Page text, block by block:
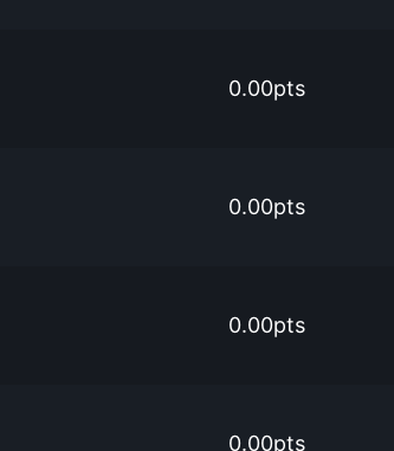
0.00pts
0.00pts
0.00pts
0.00pts